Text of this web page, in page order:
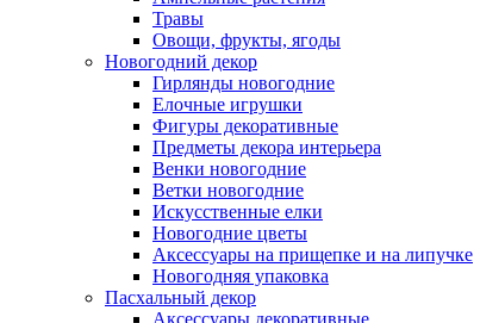
Травы
Овощи, фрукты, ягоды
Новогодний декор
Гирлянды новогодние
Елочные игрушки
Фигуры декоративные
Предметы декора интерьера
Венки новогодние
Ветки новогодние
Искусственные елки
Новогодние цветы
Аксессуары на прищепке и на липучке
Новогодняя упаковка
Пасхальный декор
Аксессуары декоративные